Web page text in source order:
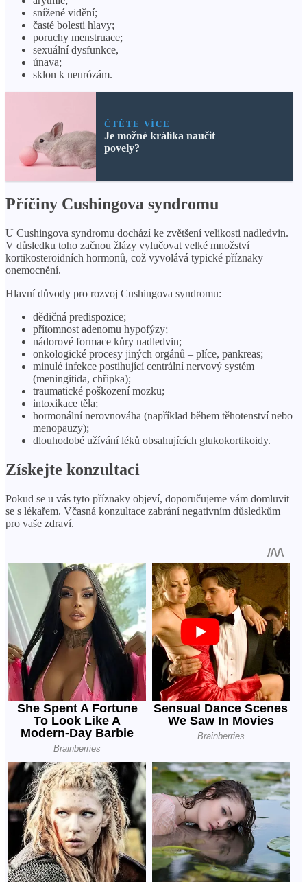
snížené vidění;
časté bolesti hlavy;
poruchy menstruace;
sexuální dysfunkce,
únava;
sklon k neurózám.
ČTĚTE VÍCE
Je možné králíka naučit
povely?
Příčiny Cushingova syndromu
U Cushingova syndromu dochází ke zvětšení velikosti nadledvin.
V důsledku toho začnou žlázy vylučovat velké množství
kortikosteroidních hormonů, což vyvolává typické příznaky
onemocnění.
Hlavní důvody pro rozvoj Cushingova syndromu:
dědičná predispozice;
přítomnost adenomu hypofýzy;
nádorové formace kůry nadledvin;
onkologické procesy jiných orgánů – plíce, pankreas;
minulé infekce postihující centrální nervový systém
(meningitida, chřipka);
traumatické poškození mozku;
intoxikace těla;
hormonální nerovnováha (například během těhotenství nebo
menopauzy);
dlouhodobé užívání léků obsahujících glukokortikoidy.
Získejte konzultaci
Pokud se u vás tyto příznaky objeví, doporučujeme vám domluvit
se s lékařem. Včasná konzultace zabrání negativním důsledkům
pro vaše zdraví.